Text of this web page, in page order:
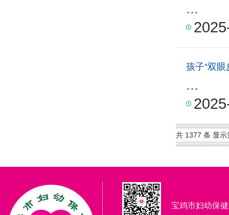
...
孩子“双
...
共 1377 条 显
宝鸡市妇幼保